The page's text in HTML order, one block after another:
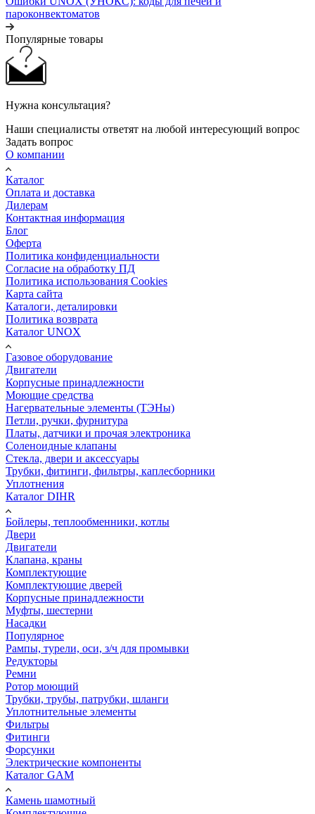
пароконвектоматов
Популярные товары
Нужна консультация?
Наши специалисты ответят на любой интересующий вопрос
Задать вопрос
О компании
Каталог
Оплата и доставка
Дилерам
Контактная информация
Блог
Оферта
Политика конфиденциальности
Согласие на обработку ПД
Политика использования Cookies
Карта сайта
Каталоги, деталировки
Политика возврата
Каталог UNOX
Газовое оборудование
Двигатели
Корпусные принадлежности
Моющие средства
Нагервательные элементы (ТЭНы)
Петли, ручки, фурнитура
Платы, датчики и прочая электроника
Соленоидные клапаны
Стекла, двери и аксессуары
Трубки, фитинги, фильтры, каплесборники
Уплотнения
Каталог DIHR
Бойлеры, теплообменники, котлы
Двери
Двигатели
Клапана, краны
Комплектующие
Комплектующие дверей
Корпусные принадлежности
Муфты, шестерни
Насадки
Популярное
Рампы, турели, оси, з/ч для промывки
Редукторы
Ремни
Ротор моющий
Трубки, трубы, патрубки, шланги
Уплотнительные элементы
Фильтры
Фитинги
Форсунки
Электрические компоненты
Каталог GAM
Камень шамотный